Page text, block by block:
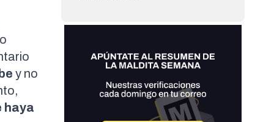
y no
haya